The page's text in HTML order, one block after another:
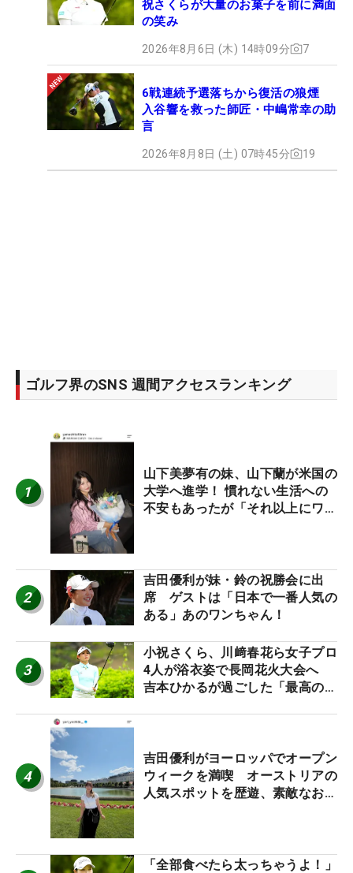
祝さくらが大量のお菓子を前に満面
の笑み
2026年8月6日 (木) 14時09分 7
6戦連続予選落ちから復活の狼煙
入谷響を救った師匠・中嶋常幸の助
言
2026年8月8日 (土) 07時45分 19
ゴルフ界のSNS 週間アクセスランキング
1
山下美夢有の妹、山下蘭が米国の
大学へ進学！ 慣れない生活への
不安もあったが「それ以上にワク
2
吉田優利が妹・鈴の祝勝会に出
席 ゲストは「日本で一番人気の
ある」あのワンちゃん！
3
小祝さくら、川﨑春花ら女子プロ
4人が浴衣姿で長岡花火大会へ
吉本ひかるが過ごした「最高の夏
4
吉田優利がヨーロッパでオープン
ウィークを満喫 オーストリアの
人気スポットを歴遊、素敵なお土
「全部食べたら太っちゃうよ！」